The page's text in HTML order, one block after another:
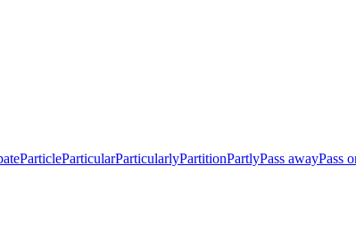
ParticleParticularParticularlyPartitionPartlyPass awayPass